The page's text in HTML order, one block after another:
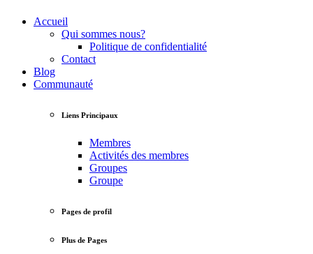
Accueil
Qui sommes nous?
Politique de confidentialité
Contact
Blog
Communauté
Liens Principaux
Membres
Activités des membres
Groupes
Groupe
Pages de profil
Plus de Pages